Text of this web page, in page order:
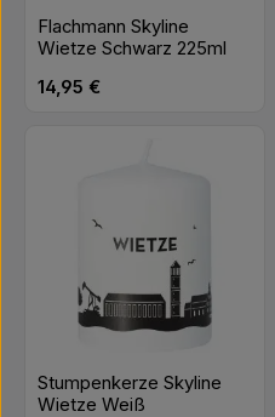
Flachmann Skyline
Wietze Schwarz 225ml
Regulärer Preis:
14,95 €
Stumpenkerze Skyline
Wietze Weiß